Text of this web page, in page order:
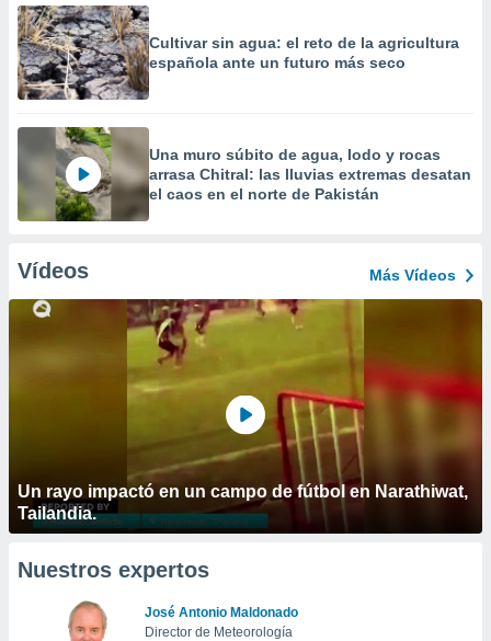
Cultivar sin agua: el reto de la agricultura
española ante un futuro más seco
Una muro súbito de agua, lodo y rocas
arrasa Chitral: las lluvias extremas desatan
el caos en el norte de Pakistán
Vídeos Más Vídeos
Un rayo impactó en un campo de fútbol en Narathiwat,
Tailandia.
Nuestros expertos
José Antonio Maldonado
Director de Meteorología